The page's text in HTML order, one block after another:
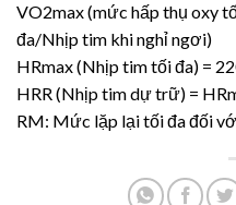
VO2max (mức hấp thụ oxy
đa/Nhịp tim khi nghỉ ngơi)
HRmax (Nhịp tim tối đa) =
HRR (Nhịp tim dự trữ) =
RM: Mức lặp lại tối đa đối